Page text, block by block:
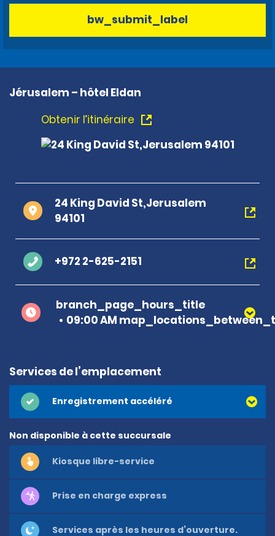
bw_submit_label
Jérusalem – hôtel Eldan
Obtenir l’itinéraire
24 King David St,Jerusalem
94101
+972 2-625-2151
branch_page_hours_title
09:00 AM
Services de l’emplacement
Enregistrement accéléré
Non disponible à cette succursale
Kiosque libre-service
Prise en charge express
Services après les heures d’ouverture.